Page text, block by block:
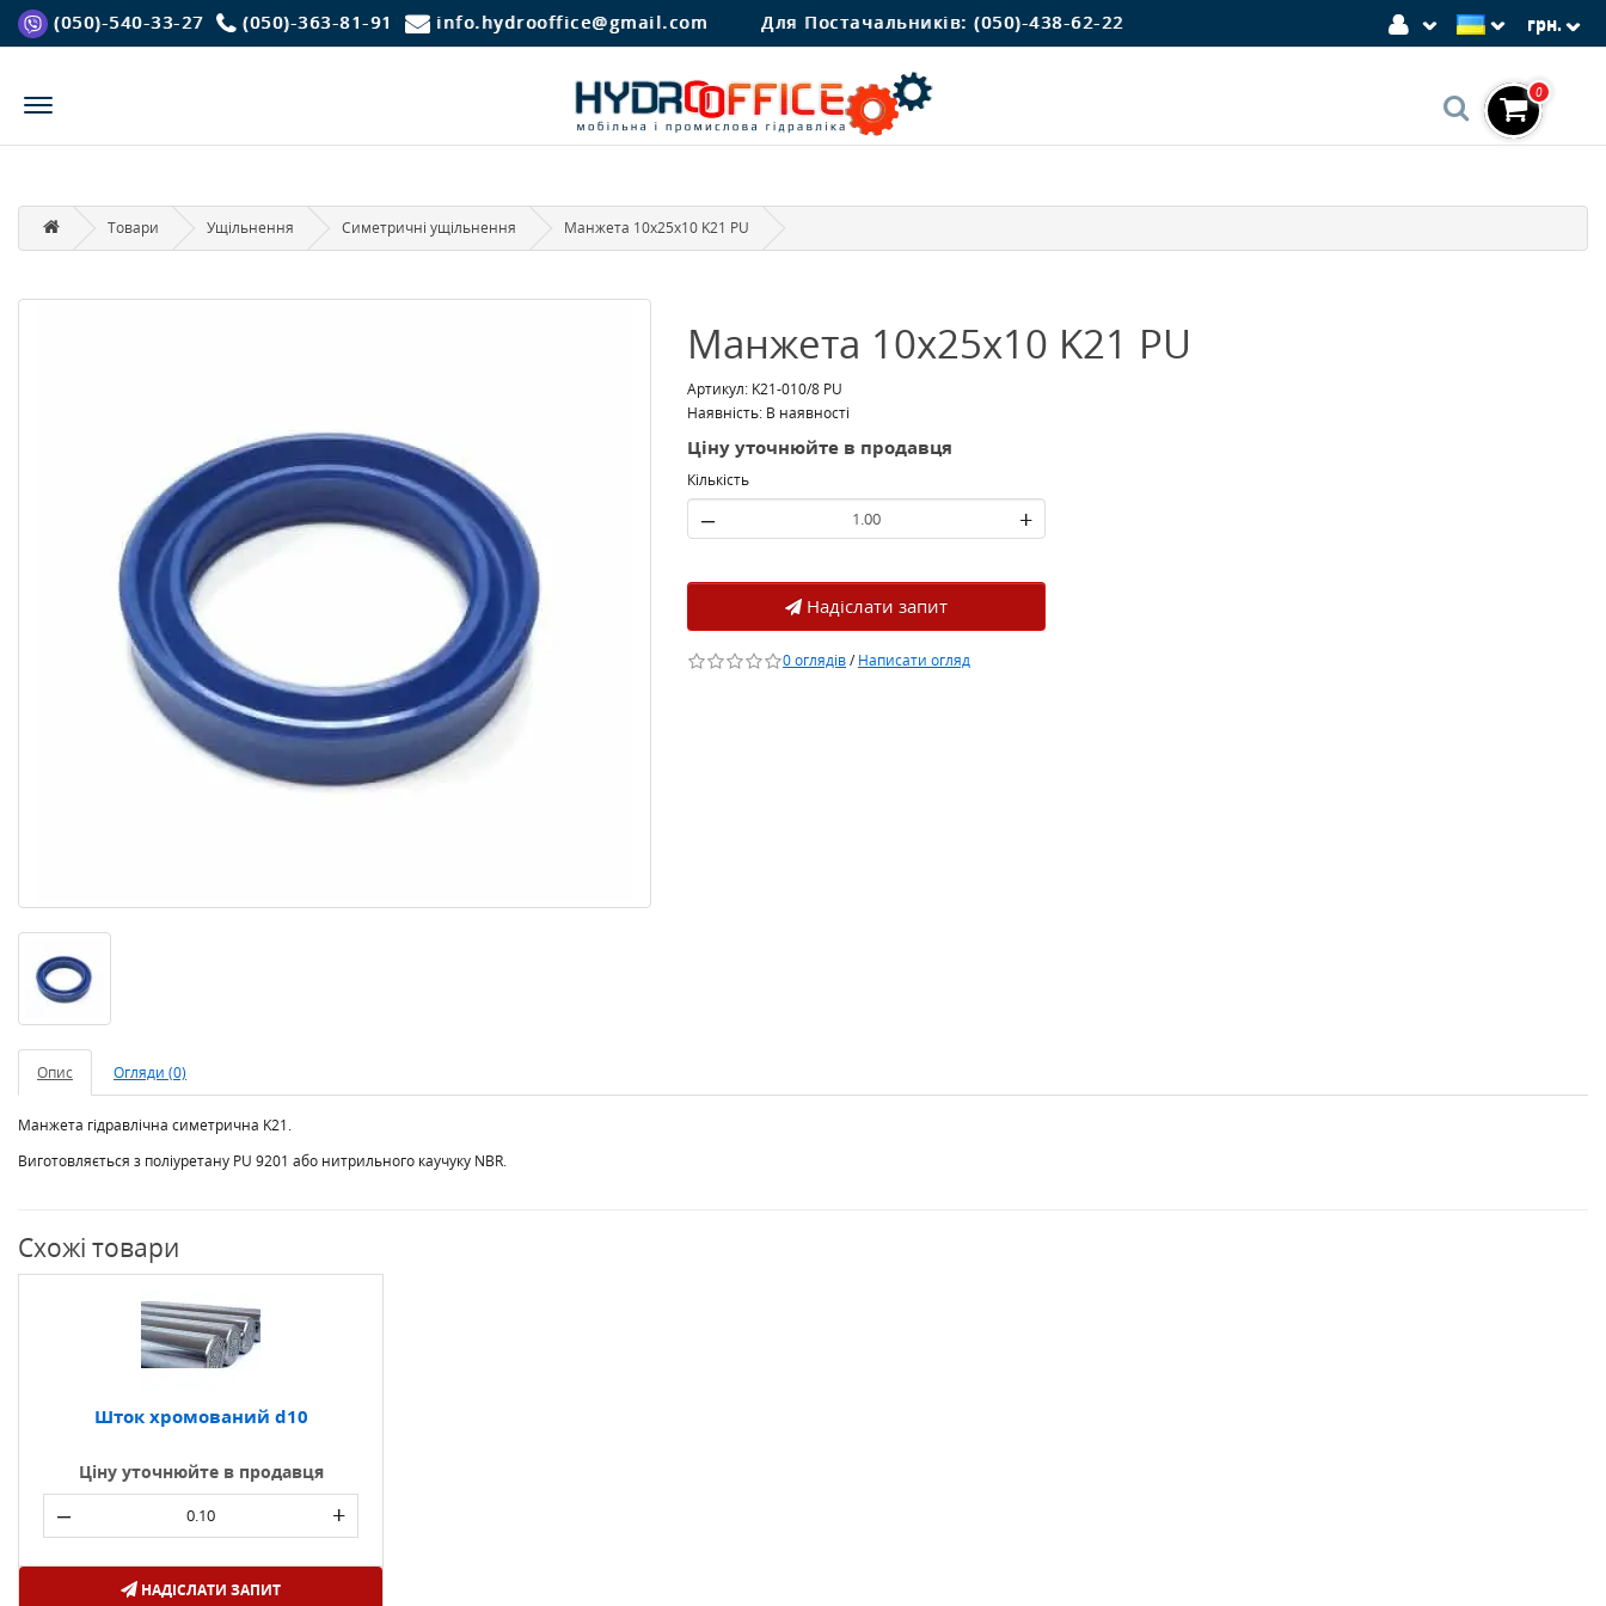
(050)-540-33-27 (050)-363-81-91 info.hydrooffice@gmail.com Для Постачальників: (050)-438-62-22 грн.
0
Товари Ущільнення Симетричні ущільнення Манжета 10x25x10 K21 PU
Манжета 10x25x10 K21 PU
Артикул: K21-010/8 PU
Наявність: В наявності
Ціну уточнюйте в продавця
Кількість
– +
Надіслати запит
0 оглядів/Написати огляд
Опис Огляди (0)
Манжета гідравлічна симетрична K21.
Виготовляється з поліуретану PU 9201 або нитрильного каучуку NBR.
Схожі товари
Шток хромований d10
Ціну уточнюйте в продавця
– +
НАДІСЛАТИ ЗАПИТ